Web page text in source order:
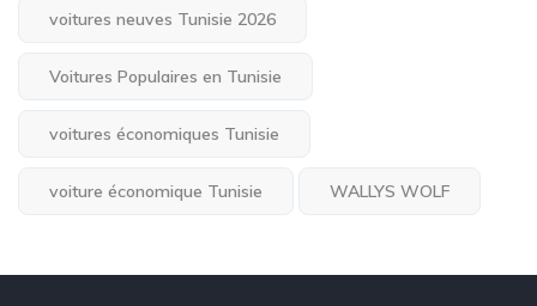
voitures neuves Tunisie 2026
Voitures Populaires en Tunisie
voitures économiques Tunisie
voiture économique Tunisie WALLYS WOLF